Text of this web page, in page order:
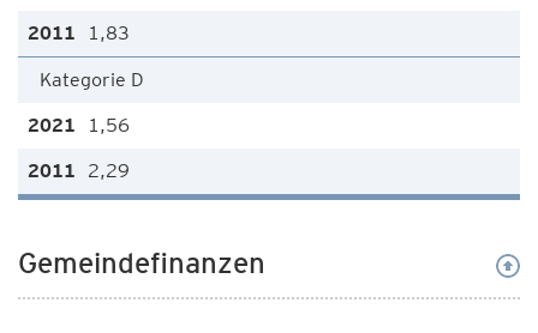
1,83
Kategorie D
1,56
2,29
Gemeindefinanzen